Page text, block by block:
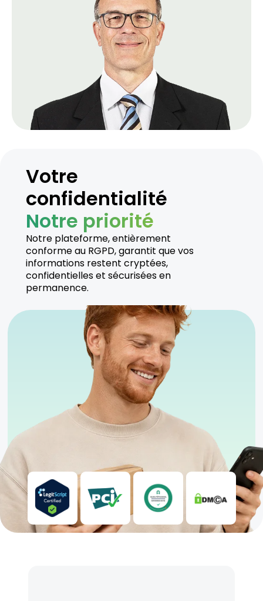
Votre
confidentialité
Notre priorité
Notre plateforme, entièrement
conforme au RGPD, garantit que vos
informations restent cryptées,
confidentielles et sécurisées en
permanence.